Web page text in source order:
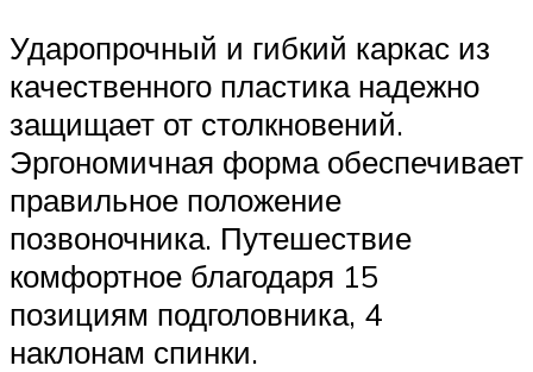
Ударопрочный и гибкий каркас из
качественного пластика надежно
защищает от столкновений.
Эргономичная форма обеспечивает
правильное положение
позвоночника. Путешествие
комфортное благодаря 15
позициям подголовника, 4
наклонам спинки.